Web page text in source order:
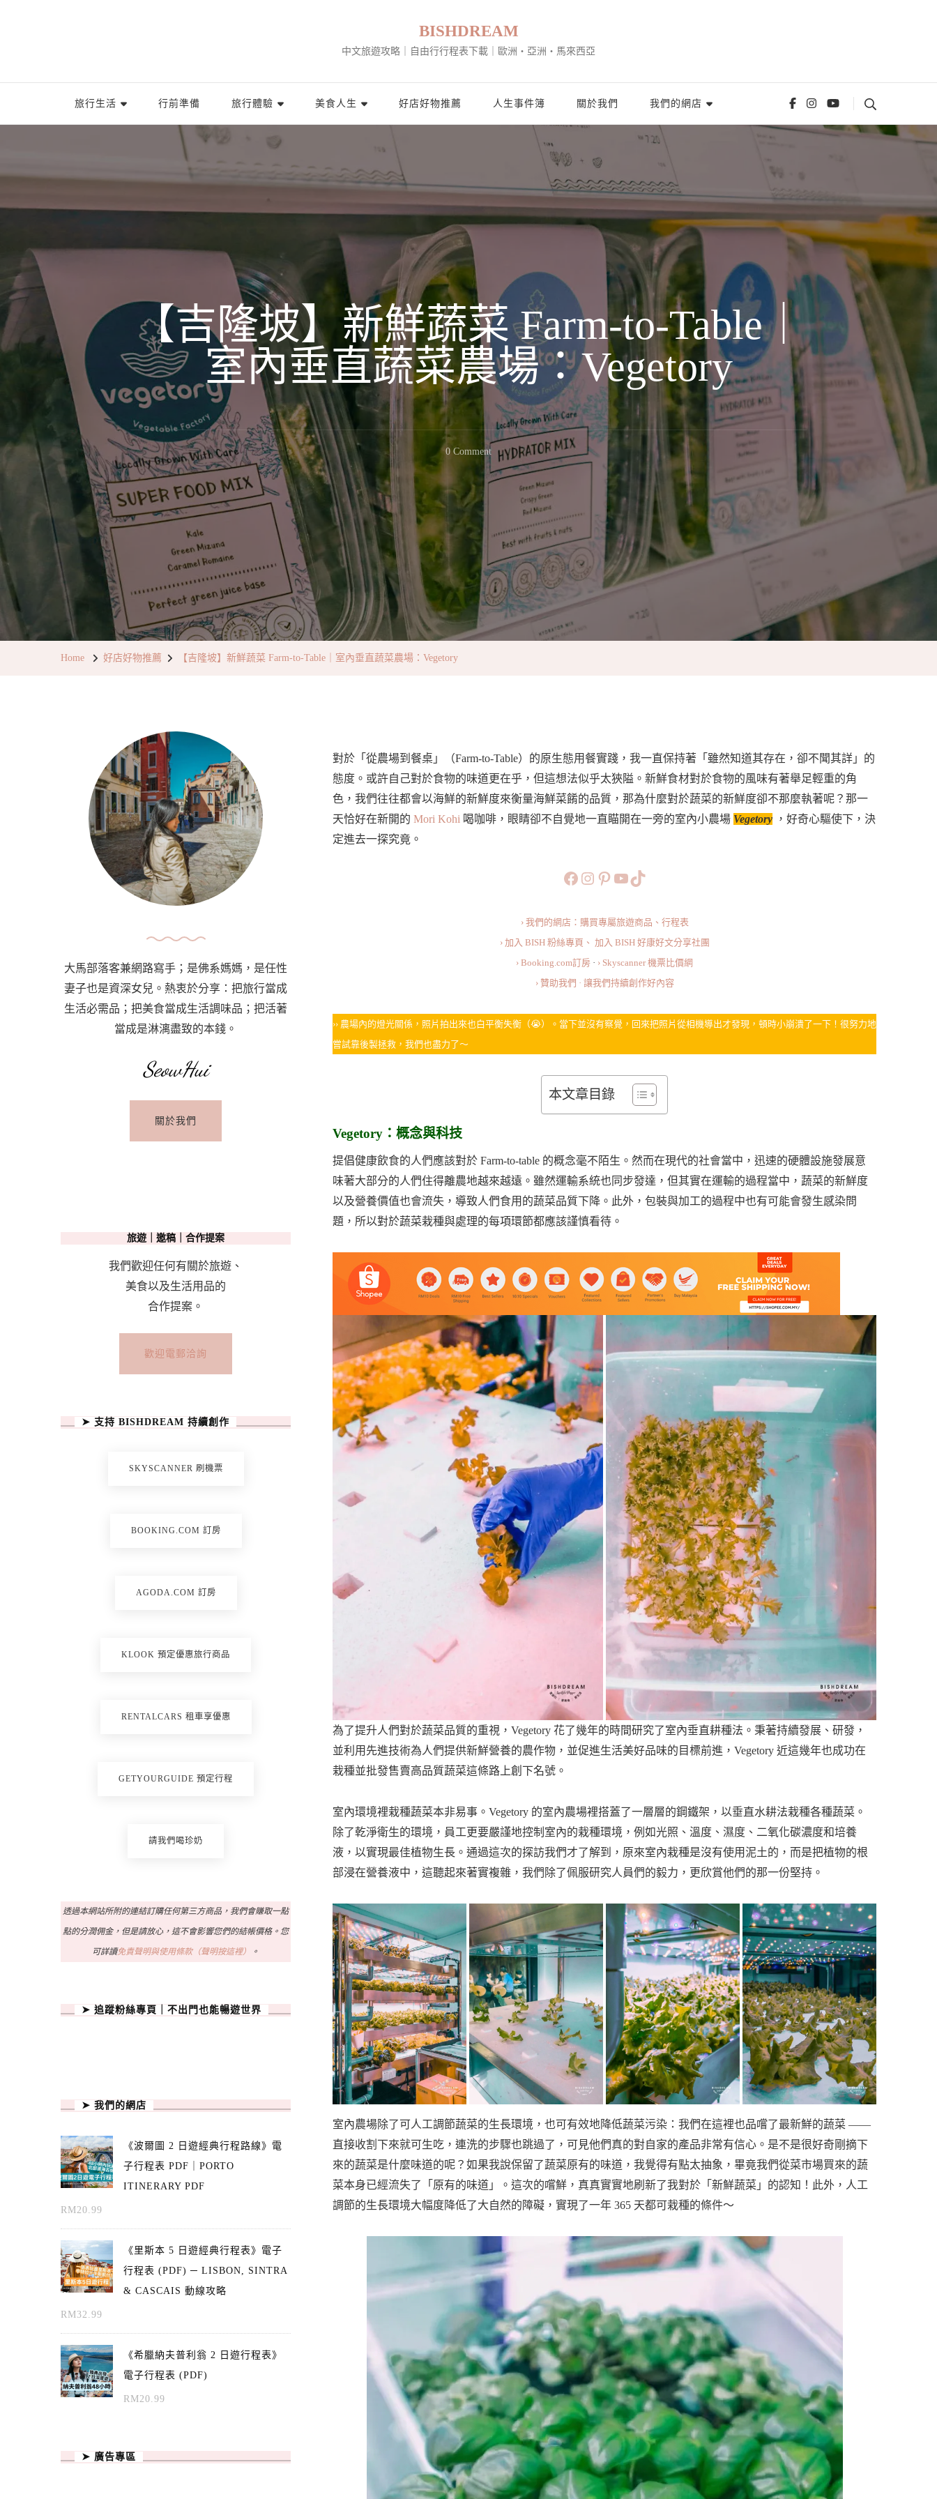
BISHDREAM
中文旅遊攻略｜自由行行程表下載｜歐洲・亞洲・馬來西亞
旅行生活 行前準備 旅行體驗 美食人生 好店好物推薦 人生事件簿 關於我們 我們的網店
【吉隆坡】新鮮蔬菜 Farm-to-Table｜
室內垂直蔬菜農場：Vegetory
0 CommentOn
【吉
新
蔬
菜
Farm-
To-
直
蔬
菜
農
Home 好店好物推薦 【吉隆坡】新鮮蔬菜 Farm-to-Table｜室內垂直蔬菜農場：Vegetory
對於「從農場到餐桌」（Farm-to-Table）的原生態用餐實踐，我一直保持著「雖然知道其存在，卻不聞其詳」的
態度。或許自己對於食物的味道更在乎，但這想法似乎太狹隘。新鮮食材對於食物的風味有著舉足輕重的角
色，我們往往都會以海鮮的新鮮度來衡量海鮮菜餚的品質，那為什麼對於蔬菜的新鮮度卻不那麼執著呢？那一
天恰好在新開的 Mori Kohi 喝咖啡，眼睛卻不自覺地一直瞄開在一旁的室內小農場 Vegetory ，好奇心驅使下，決
定進去一探究竟。
https://www.facebook.com/bishdream
https://www.instagram.com/bishdream/
https://www.pinterest.com/BISHDREAM/
旅行美食小短片TikTok
› 我們的網店：購買專屬旅遊商品、行程表
› 加入 BISH 粉絲專頁、 加入 BISH 好康好文分享社團
› Booking.com訂房 · › Skyscanner 機票比價網
› 贊助我們 · 讓我們持續創作好內容
›› 農場內的燈光關係，照片拍出來也白平衡失衡（😭）。當下並沒有察覺，回來把照片從相機導出才發現，頓時小崩潰了一下！很努力地
嘗試靠後製拯救，我們也盡力了～
本文章目錄
Vegetory：概念與科技
提倡健康飲食的人們應該對於 Farm-to-table 的概念毫不陌生。然而在現代的社會當中，迅速的硬體設施發展意
味著大部分的人們住得離農地越來越遠。雖然運輸系統也同步發達，但其實在運輸的過程當中，蔬菜的新鮮度
以及營養價值也會流失，導致人們食用的蔬菜品質下降。此外，包裝與加工的過程中也有可能會發生感染問
題，所以對於蔬菜栽種與處理的每項環節都應該謹慎看待。
為了提升人們對於蔬菜品質的重視，Vegetory 花了幾年的時間研究了室內垂直耕種法。秉著持續發展、研發，
並利用先進技術為人們提供新鮮營養的農作物，並促進生活美好品味的目標前進，Vegetory 近這幾年也成功在
栽種並批發售賣高品質蔬菜這條路上創下名號。
室內環境裡栽種蔬菜本非易事。Vegetory 的室內農場裡搭蓋了一層層的鋼鐵架，以垂直水耕法栽種各種蔬菜。
除了乾淨衛生的環境，員工更要嚴謹地控制室內的栽種環境，例如光照、溫度、濕度、二氧化碳濃度和培養
液，以實現最佳植物生長。通過這次的探訪我們才了解到，原來室內栽種是沒有使用泥土的，而是把植物的根
部浸在營養液中，這聽起來著實複雜，我們除了佩服研究人員們的毅力，更欣賞他們的那一份堅持。
室內農場除了可人工調節蔬菜的生長環境，也可有效地降低蔬菜污染：我們在這裡也品嚐了最新鮮的蔬菜 ——
直接收割下來就可生吃，連洗的步驟也跳過了，可見他們真的對自家的產品非常有信心。是不是很好奇剛摘下
來的蔬菜是什麼味道的呢？如果我說保留了蔬菜原有的味道，我覺得有點太抽象，畢竟我們從菜市場買來的蔬
菜本身已經流失了「原有的味道」。這次的嚐鮮，真真實實地刷新了我對於「新鮮蔬菜」的認知！此外，人工
調節的生長環境大幅度降低了大自然的障礙，實現了一年 365 天都可栽種的條件～
大馬部落客兼網路寫手；是佛系媽媽，是任性
妻子也是資深女兒。熱衷於分享：把旅行當成
生活必需品；把美食當成生活調味品；把活著
當成是淋漓盡致的本錢。
SeowHui
關於我們
旅遊｜邀稿｜合作提案
我們歡迎任何有關於旅遊、
美食以及生活用品的
合作提案。
歡迎電郵洽詢
➤ 支持 BISHDREAM 持續創作
SKYSCANNER 刷機票
BOOKING.COM 訂房
AGODA.COM 訂房
KLOOK 預定優惠旅行商品
RENTALCARS 租車享優惠
GETYOURGUIDE 預定行程
請我們喝珍奶
透過本網站所附的連結訂購任何第三方商品，我們會賺取一點
點的分潤佣金，但是請放心，這不會影響您們的結帳價格。您
可詳讀免責聲明與使用條款（聲明按這裡） 。
➤ 追蹤粉絲專頁｜不出門也能暢遊世界
➤ 我們的網店
《波爾圖 2 日遊經典行程路線》電
子行程表 PDF｜PORTO
ITINERARY PDF
RM20.99
《里斯本 5 日遊經典行程表》電子
行程表 (PDF) ─ LISBON, SINTRA
& CASCAIS 動線攻略
RM32.99
《希臘納夫普利翁 2 日遊行程表》
電子行程表 (PDF)
RM20.99
➤ 廣告專區